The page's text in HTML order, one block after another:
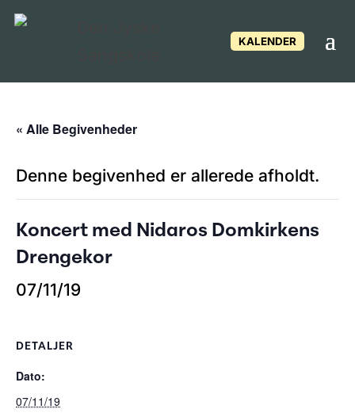
KALENDER
« Alle Begivenheder
Denne begivenhed er allerede afholdt.
Koncert med Nidaros Domkirkens
Drengekor
07/11/19
DETALJER
Dato:
07/11/19